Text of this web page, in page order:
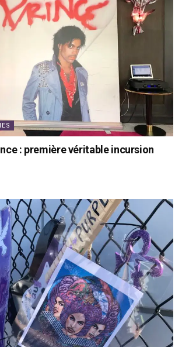
: première véritable incursion